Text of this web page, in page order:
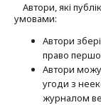
Автори, які
умовами:
Автори
право
Автори
угоди з
журналом